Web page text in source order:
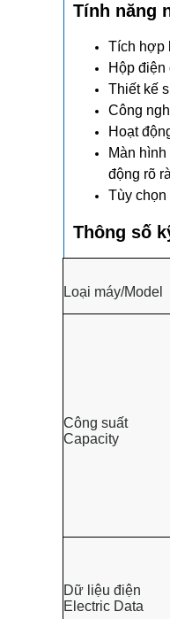
Tính năng
Tích hợp
Hộp
Thiết kế
Công
Hoạt
Màn
động rõ
Tùy
Thông số
Loại máy/Model
Công suất
Capacity
Dữ liệu điện
Electric Data